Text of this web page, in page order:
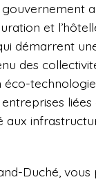
et
démarrent
des
éco-
aux
Duché,